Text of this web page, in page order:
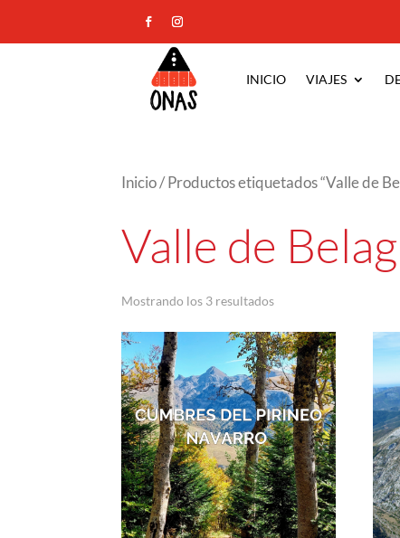
INICIO VIAJES
Inicio/ Productos etiquetados “Valle de
Valle de
Mostrando los 3 resultadosOrdenado
por
los
últimos